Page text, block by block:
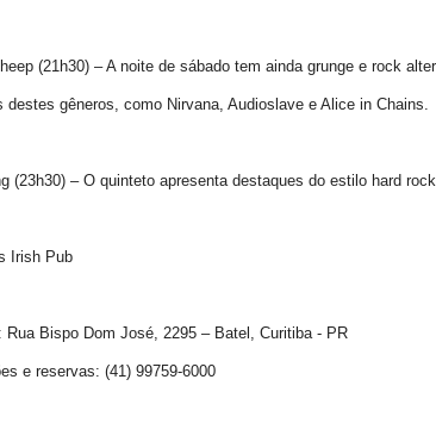
(21h30) – A noite de sábado tem ainda grunge e rock
destes gêneros, como Nirvana, Audioslave e Alice in Chains.
(23h30) – O quinteto apresenta destaques do estilo hard
Irish Pub
Rua Bispo Dom José, 2295 – Batel, Curitiba - PR
e reservas: (41) 99759-6000